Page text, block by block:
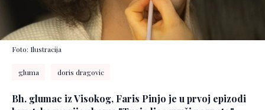
Foto: Ilustracija
gluma doris dragovic
Bh. glumac iz Visokog, Faris Pinjo je u prvoj epizodi